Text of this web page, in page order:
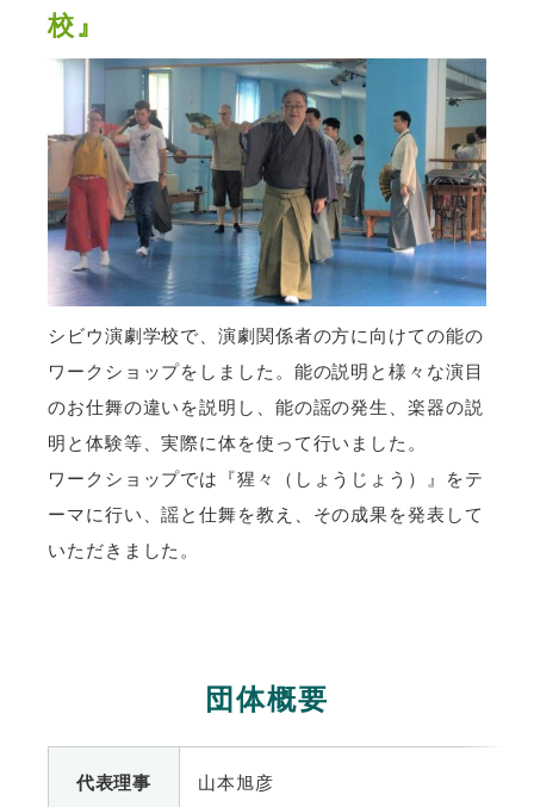
校』
シビウ演劇学校で、演劇関係者の方に向けての能の
ワークショップをしました。能の説明と様々な演目
のお仕舞の違いを説明し、能の謡の発生、楽器の説
明と体験等、実際に体を使って行いました。
ワークショップでは『猩々（しょうじょう）』をテ
ーマに行い、謡と仕舞を教え、その成果を発表して
いただきました。
団体概要
代表理事 山本旭彦